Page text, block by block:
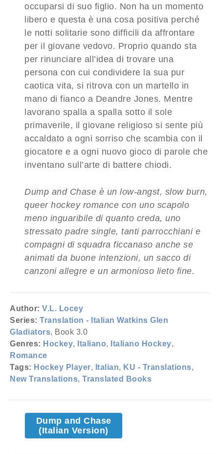
occuparsi di suo figlio. Non ha un momento
libero e questa è una cosa positiva perché
le notti solitarie sono difficili da affrontare
per il giovane vedovo. Proprio quando sta
per rinunciare all’idea di trovare una
persona con cui condividere la sua pur
caotica vita, si ritrova con un martello in
mano di fianco a Deandre Jones. Mentre
lavorano spalla a spalla sotto il sole
primaverile, il giovane religioso si sente più
accaldato a ogni sorriso che scambia con il
giocatore e a ogni nuovo gioco di parole che
inventano sull’arte di battere chiodi.
Dump and Chase è un low-angst, slow burn,
queer hockey romance con uno scapolo
meno inguaribile di quanto creda, uno
stressato padre single, tanti parrocchiani e
compagni di squadra ficcanaso anche se
animati da buone intenzioni, un sacco di
canzoni allegre e un armonioso lieto fine.
Author: V.L. Locey
Series: Translation - Italian Watkins Glen
Gladiators, Book 3.0
Genres: Hockey, Italiano, Italiano Hockey,
Romance
Tags: Hockey Player, Italian, KU - Translations,
New Translations, Translated Books
Dump and Chase
(Italian Version)